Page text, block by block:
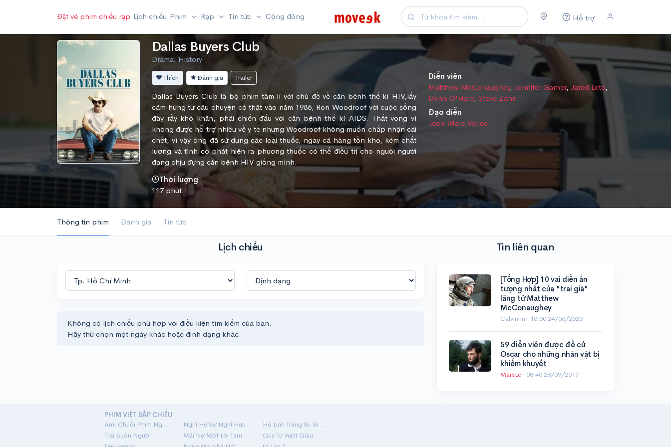
Hỗ trợ
Đặt vé phim chiếu rạp Lịch chiếu Phim Rạp Tin tức Cộng đồng
Dallas Buyers Club
Drama, History
Thích Đánh giá Trailer
Dallas Buyers Club là bộ phim tâm lí với chủ đề về căn bênh thế kỉ HIV,lấy
cảm hứng từ câu chuyện có thật vào năm 1986, Ron Woodroof với cuộc sống
đầy rẫy khó khăn, phải chiến đấu với căn bệnh thế kỉ AIDS. Thất vọng vì
không được hỗ trợ nhiều về y tế nhưng Woodroof không muốn chấp nhận cái
chết, vì vậy ông đã sử dụng các loại thuốc, ngay cả hàng tồn kho, kém chất
lượng và tình cờ phát hiện ra phương thuốc có thể điều trị cho người người
đang chịu đựng căn bệnh HIV giống mình.
Thời lượng
117 phút
Diễn viên
Matthew McConaughey, Jennifer Garner, Jared Leto,
Denis O'Hare,Steve Zahn
Đạo diễn
Jean-Marc Vallée
Thông tin phim Đánh giá Tin tức
Lịch chiếu
Không có lịch chiếu phù hợp với điều kiện tìm kiếm của bạn.
Hãy thử chọn một ngày khác hoặc định dạng khác.
Tin liên quan
[Tổng Hợp] 10 vai diễn ấn
tượng nhất của "trai già"
lãng tử Matthew
McConaughey
Calvinnn · 13:00 24/06/2020
59 diễn viên được đề cử
Oscar cho những nhân vật bị
khiếm khuyết
MarsLe · 08:40 28/09/2017
PHIM VIỆT SẮP CHIẾU
Ám: Chuỗi Phim Ngắn Linh Dị
Nghỉ Hè Sợ Nghỉ Hưu
Hộ Linh Tráng Sĩ: Bí Ẩn Mộ Vua Đinh
Trại Buôn Người
Mãi Nợ Một Lời Tạm Biệt
Quý Tử Vượt Giàu